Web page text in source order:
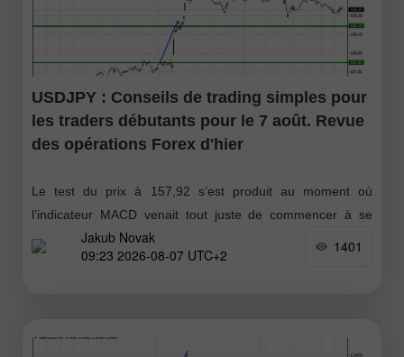
USDJPY : Conseils de trading simples pour
les traders débutants pour le 7 août. Revue
des opérations Forex d'hier
Le test du prix à 157,92 s’est produit au moment où
l’indicateur MACD venait tout juste de commencer à se
déplacer vers le haut à partir de la ligne zéro
Jakub Novak
09:23 2026-08-07 UTC+2
1401